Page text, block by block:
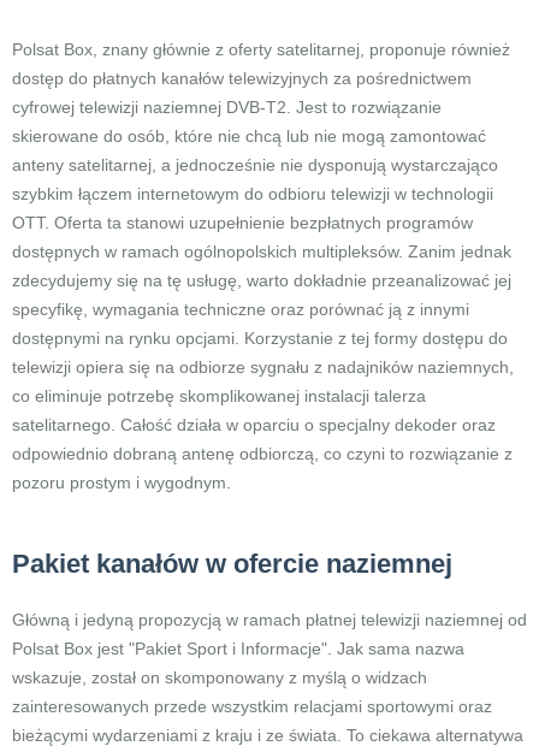
Polsat Box, znany głównie z oferty satelitarnej, proponuje również
dostęp do płatnych kanałów telewizyjnych za pośrednictwem
cyfrowej telewizji naziemnej DVB-T2. Jest to rozwiązanie
skierowane do osób, które nie chcą lub nie mogą zamontować
anteny satelitarnej, a jednocześnie nie dysponują wystarczająco
szybkim łączem internetowym do odbioru telewizji w technologii
OTT. Oferta ta stanowi uzupełnienie bezpłatnych programów
dostępnych w ramach ogólnopolskich multipleksów. Zanim jednak
zdecydujemy się na tę usługę, warto dokładnie przeanalizować jej
specyfikę, wymagania techniczne oraz porównać ją z innymi
dostępnymi na rynku opcjami. Korzystanie z tej formy dostępu do
telewizji opiera się na odbiorze sygnału z nadajników naziemnych,
co eliminuje potrzebę skomplikowanej instalacji talerza
satelitarnego. Całość działa w oparciu o specjalny dekoder oraz
odpowiednio dobraną antenę odbiorczą, co czyni to rozwiązanie z
pozoru prostym i wygodnym.
Pakiet kanałów w ofercie naziemnej
Główną i jedyną propozycją w ramach płatnej telewizji naziemnej od
Polsat Box jest "Pakiet Sport i Informacje". Jak sama nazwa
wskazuje, został on skomponowany z myślą o widzach
zainteresowanych przede wszystkim relacjami sportowymi oraz
bieżącymi wydarzeniami z kraju i ze świata. To ciekawa alternatywa